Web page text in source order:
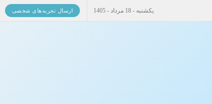
یکشنبه - 18 مرداد - 1405 ارسال تجربه‌های شخصی